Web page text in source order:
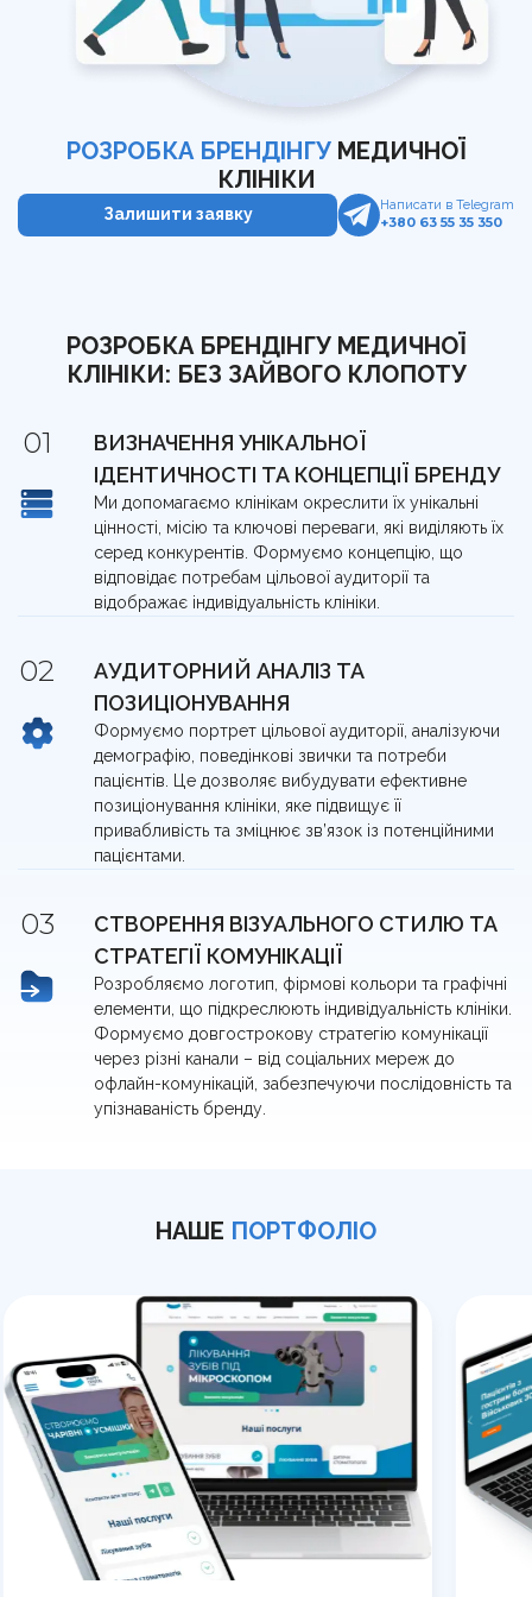
Команда
Відгуки клієнтів про агенцію DOX
Навчання сервісу в клініці
Перевірка сайту на штрафи
Калькулятор LTV пацієнта
Гайд з медичного GEO
UTM-генератор
Брифи
Контакти
РОЗРОБКА БРЕНДІНГУ МЕДИЧНОЇ
КЛІНІКИ
Залишити заявку Написати в Telegram
+380 63 55 35 350
РОЗРОБКА БРЕНДІНГУ МЕДИЧНОЇ
КЛІНІКИ: БЕЗ ЗАЙВОГО КЛОПОТУ
ВИЗНАЧЕННЯ УНІКАЛЬНОЇ
ІДЕНТИЧНОСТІ ТА КОНЦЕПЦІЇ БРЕНДУ
Ми допомагаємо клінікам окреслити їх унікальні
цінності, місію та ключові переваги, які виділяють їх
серед конкурентів. Формуємо концепцію, що
відповідає потребам цільової аудиторії та
відображає індивідуальність клініки.
АУДИТОРНИЙ АНАЛІЗ ТА
ПОЗИЦІОНУВАННЯ
Формуємо портрет цільової аудиторії, аналізуючи
демографію, поведінкові звички та потреби
пацієнтів. Це дозволяє вибудувати ефективне
позиціонування клініки, яке підвищує її
привабливість та зміцнює зв’язок із потенційними
пацієнтами.
СТВОРЕННЯ ВІЗУАЛЬНОГО СТИЛЮ ТА
СТРАТЕГІЇ КОМУНІКАЦІЇ
Розробляємо логотип, фірмові кольори та графічні
елементи, що підкреслюють індивідуальність клініки.
Формуємо довгострокову стратегію комунікації
через різні канали – від соціальних мереж до
офлайн-комунікацій, забезпечуючи послідовність та
упізнаваність бренду.
НАШЕ ПОРТФОЛІО